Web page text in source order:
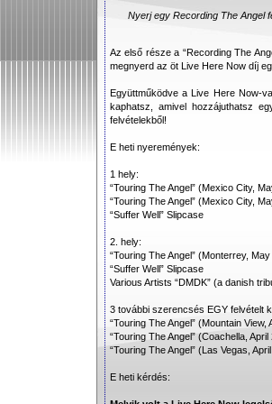
Nyerj egy Recording The Angel
Az első része a “Recording The
megnyerd az öt Live Here Now díj
Együttműködve a Live Here Now-
kaphatsz, amivel hozzájuthatsz
felvételekből!
E heti nyeremények:
1 hely:
“Touring The Angel” (Mexico City,
“Touring The Angel” (Mexico City,
“Suffer Well” Slipcase
2. hely:
“Touring The Angel” (Monterrey,
“Suffer Well” Slipcase
Various Artists “DMDK” (a danish
3 további szerencsés EGY felvételt
“Touring The Angel” (Mountain
“Touring The Angel” (Coachella,
“Touring The Angel” (Las Vegas,
E heti kérdés: